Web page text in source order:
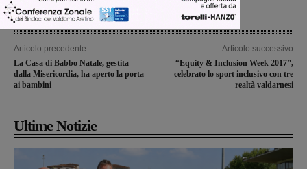
Articolo precedente
La Casa di Babbo Natale, gestita
dalla Misericordia, ha aperto la porta
ai bambini
Articolo successivo
“Equity & Inclusion Week 2017”,
celebrato lo sport inclusivo con tre
realtà valdarnesi
Ultime Notizie